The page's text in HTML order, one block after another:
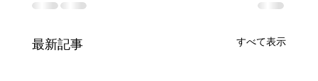
最新記事 すべて表示